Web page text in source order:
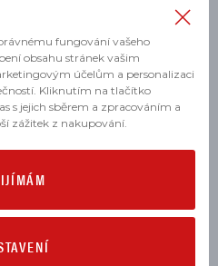
pánské
VÁM HODIT
fungování vašeho
obsahu stránek vašim
účelům a personalizaci
Kliknutím na tlačítko
s jejich sběrem a zpracováním a
zážitek z nakupování.